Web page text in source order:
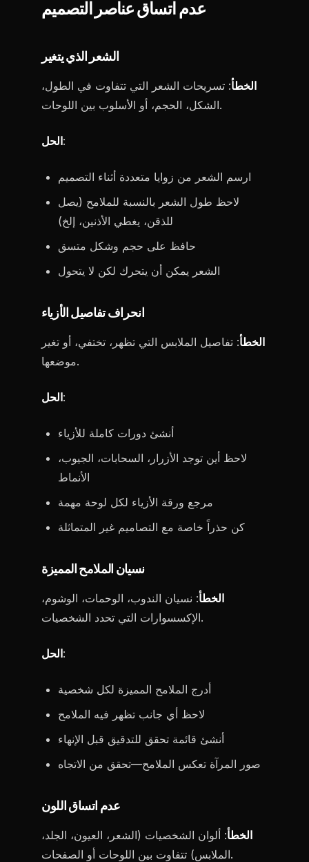
عدم اتساق عناصر التصميم
الشعر الذي يتغير
الخطأ: تسريحات الشعر التي تتفاوت في الطول،
الشكل، الحجم، أو الأسلوب بين اللوحات.
الحل:
ارسم الشعر من زوايا متعددة أثناء التصميم
لاحظ طول الشعر بالنسبة للملامح (يصل
للذقن، يغطي الأذنين، إلخ)
حافظ على حجم وشكل متسق
الشعر يمكن أن يتحرك لكن لا يتحول
انحراف تفاصيل الأزياء
الخطأ: تفاصيل الملابس التي تظهر، تختفي، أو تغير
موضعها.
الحل:
أنشئ دورات كاملة للأزياء
لاحظ أين توجد الأزرار، السحابات، الجيوب،
الأنماط
مرجع ورقة الأزياء لكل لوحة مهمة
كن حذراً خاصة مع التصاميم غير المتماثلة
نسيان الملامح المميزة
الخطأ: نسيان الندوب، الوحمات، الوشوم،
الإكسسوارات التي تحدد الشخصيات.
الحل:
أدرج الملامح المميزة لكل شخصية
لاحظ أي جانب تظهر فيه الملامح
أنشئ قائمة تحقق للتدقيق قبل الإنهاء
صور المرآة تعكس الملامح—تحقق من الاتجاه
عدم اتساق اللون
الخطأ: ألوان الشخصيات (الشعر، العيون، الجلد،
الملابس) تتفاوت بين اللوحات أو الصفحات.